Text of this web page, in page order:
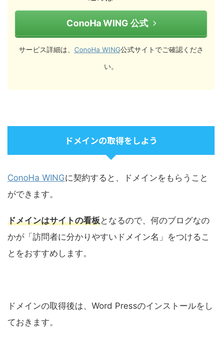
ConoHa WING 公式
サービス詳細は、 ConoHa WING公式サイトでご確認くださ
い。
ドメインの取得をしよう
ConoHa WINGに契約すると、ドメインをもらうこと
ができます。
ドメインはサイトの看板となるので、何のブログなの
かが「訪問者に分かりやすいドメイン名」をつけるこ
とをおすすめします。
ドメインの取得後は、Word Pressのインストールをし
ておきます。